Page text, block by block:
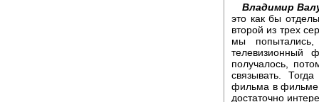
Владимир
это как бы
второй из трех
мы
телевизионный
получалось,
связывать.
фильма в фильме
достаточно